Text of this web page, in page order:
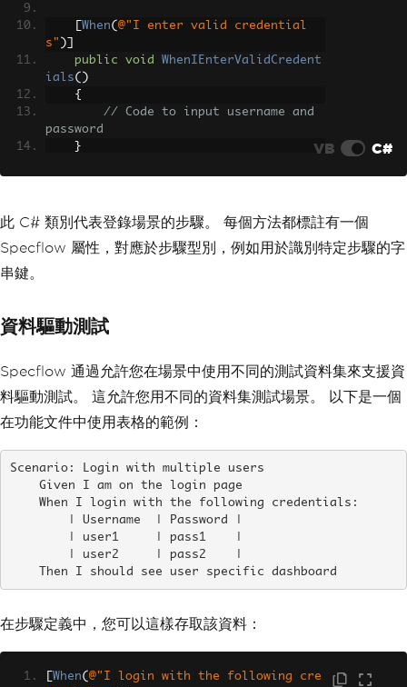
When( @"I enter valid credential
s" )]
public
void
WhenIEnterValidCredent
ials()
{
// Code to input username and
password
}
public
void
ThenIShouldBeRedirecte
dToTheDashboard
{
}
VB C#
此 C# 類別代表登錄場景的步驟。 每個方法都標註有一個
Specflow 屬性，對應於步驟型別，例如用於識別特定步驟的字
串鍵。
資料驅動測試
Specflow 通過允許您在場景中使用不同的測試資料集來支援資
料驅動測試。 這允許您用不同的資料集測試場景。 以下是一個
在功能文件中使用表格的範例：
Scenario: Login with multiple users
    Then I should see user specific dashboard
在步驟定義中，您可以這樣存取該資料：
When( @"I login with the following cre